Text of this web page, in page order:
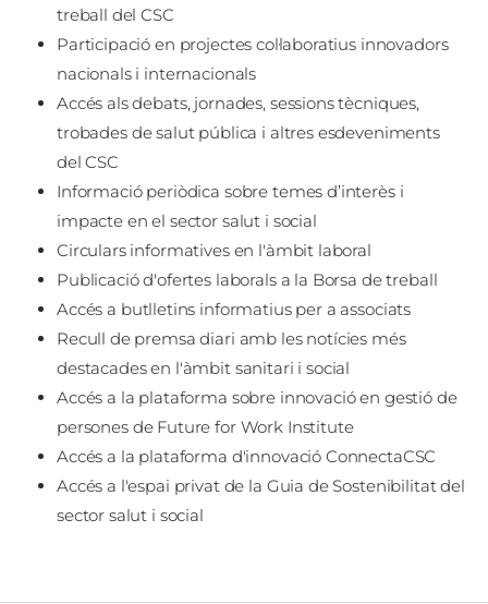
treball del CSC
Participació en projectes col·laboratius innovadors
nacionals i internacionals
Accés als debats, jornades, sessions tècniques,
trobades de salut pública i altres esdeveniments
del CSC
Informació periòdica sobre temes d’interès i
impacte en el sector salut i social
Circulars informatives en l'àmbit laboral
Publicació d'ofertes laborals a la Borsa de treball
Accés a butlletins informatius per a associats
Recull de premsa diari amb les notícies més
destacades en l'àmbit sanitari i social
Accés a la plataforma sobre innovació en gestió de
persones de Future for Work Institute
Accés a la plataforma d'innovació ConnectaCSC
Accés a l'espai privat de la Guia de Sostenibilitat del
sector salut i social